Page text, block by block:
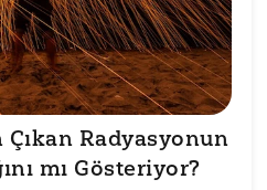
Radyasyonun
mı Gösteriyor?